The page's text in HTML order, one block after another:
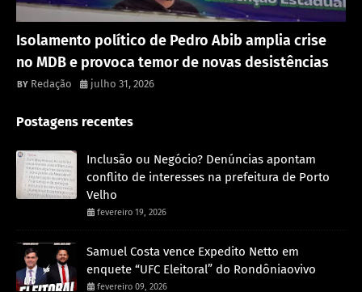
Isolamento político de Pedro Abib amplia crise
no MDB e provoca temor de novas desistências
Redação julho 31, 2026
Postagens recentes
Inclusão ou Negócio? Denúncias apontam
conflito de interesses na prefeitura de Porto
Velho
fevereiro 19, 2026
Samuel Costa vence Expedito Netto em
enquete “UFC Eleitoral” do Rondôniaovivo
fevereiro 09, 2026